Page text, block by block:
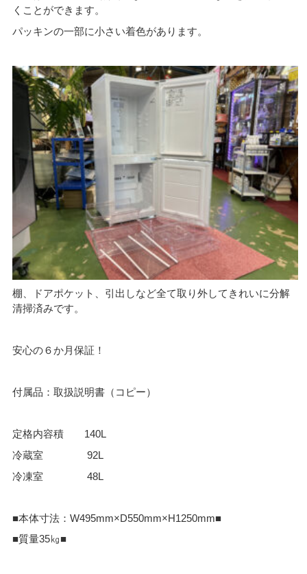
くことができます。
パッキンの一部に小さい着色があります。
棚、ドアポケット、引出しなど全て取り外してきれいに分解
清掃済みです。
安心の６か月保証！
付属品：取扱説明書（コピー）
定格内容積 140L
冷蔵室 92L
冷凍室 48L
■本体寸法：W495mm×D550mm×H1250mm■
■質量35㎏■